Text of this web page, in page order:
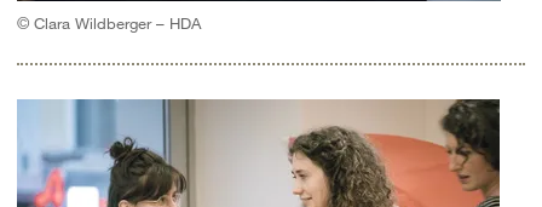
© Clara Wildberger – HDA